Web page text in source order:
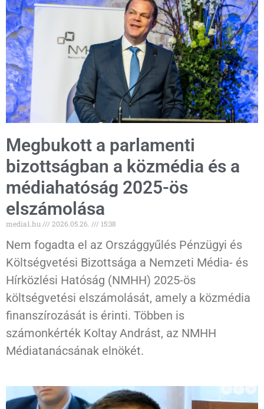
Megbukott a parlamenti
bizottságban a közmédia és a
médiahatóság 2025-ös
elszámolása
media1.hu 2026.05.26. 15:38
Nem fogadta el az Országgyűlés Pénzügyi és
Költségvetési Bizottsága a Nemzeti Média- és
Hírközlési Hatóság (NMHH) 2025-ös
költségvetési elszámolását, amely a közmédia
finanszírozását is érinti. Többen is
számonkérték Koltay Andrást, az NMHH
Médiatanácsának elnökét.